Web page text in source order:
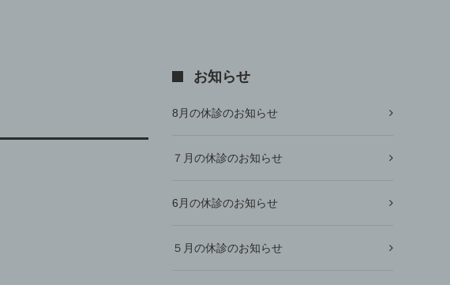
お知らせ
8月の休診のお知らせ
７月の休診のお知らせ
6月の休診のお知らせ
５月の休診のお知らせ